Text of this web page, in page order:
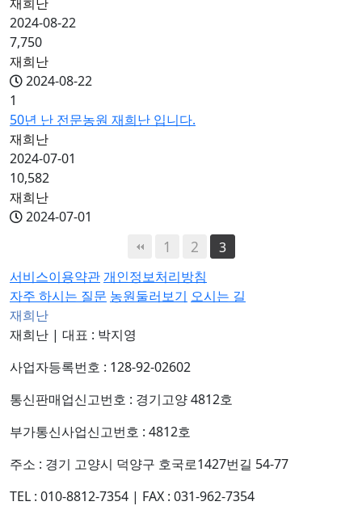
2024-08-22
7,750
재희난
2024-08-22
1
50년 난 전문농원 재희난 입니다.
재희난
2024-07-01
10,582
재희난
2024-07-01
1 2
3
서비스이용약관 개인정보처리방침
자주 하시는 질문 농원둘러보기 오시는 길
재희난
재희난 | 대표 : 박지영
사업자등록번호 : 128-92-02602
통신판매업신고번호 : 경기고양 4812호
부가통신사업신고번호 : 4812호
주소 : 경기 고양시 덕양구 호국로1427번길 54-77
TEL : 010-8812-7354 | FAX : 031-962-7354